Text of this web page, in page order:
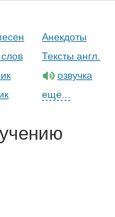
Анекдоты
Тексты англ.
озвучка
еще...